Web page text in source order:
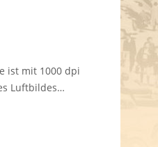
ist mit 1000 dpi
Luftbildes…